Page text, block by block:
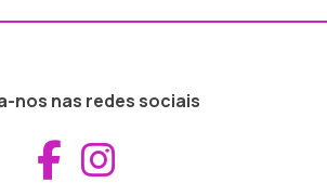
nos nas redes sociais
Aceder ao